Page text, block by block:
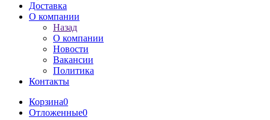
Доставка
О компании
Назад
О компании
Новости
Вакансии
Политика
Контакты
Корзина0
Отложенные0